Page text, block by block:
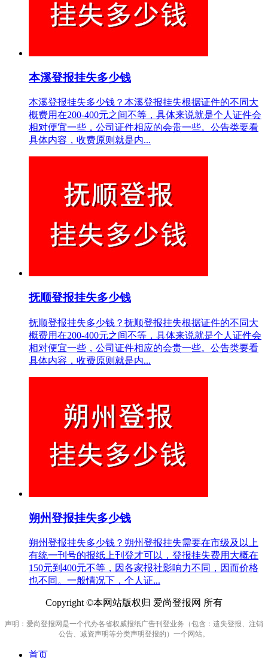
本溪登报挂失多少钱
本溪登报挂失多少钱？本溪登报挂失根据证件的不同大
概费用在200-400元之间不等，具体来说就是个人证件会
相对便宜一些，公司证件相应的会贵一些。公告类要看
具体内容，收费原则就是内...
抚顺登报挂失多少钱
抚顺登报挂失多少钱？抚顺登报挂失根据证件的不同大
概费用在200-400元之间不等，具体来说就是个人证件会
相对便宜一些，公司证件相应的会贵一些。公告类要看
具体内容，收费原则就是内...
朔州登报挂失多少钱
朔州登报挂失多少钱？朔州登报挂失需要在市级及以上
有统一刊号的报纸上刊登才可以，登报挂失费用大概在
150元到400元不等，因各家报社影响力不同，因而价格
也不同。一般情况下，个人证...
Copyright ©本网站版权归 爱尚登报网 所有
声明：爱尚登报网是一个代办各省权威报纸广告刊登业务（包含：遗失登报、注销
公告、减资声明等分类声明登报的）一个网站。
首页